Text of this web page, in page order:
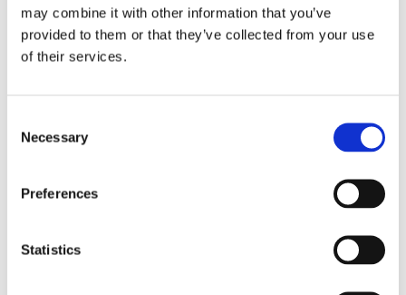
may combine it with other information that you’ve
provided to them or that they’ve collected from your use
of their services.
Selection
Necessary
Preferences
Statistics